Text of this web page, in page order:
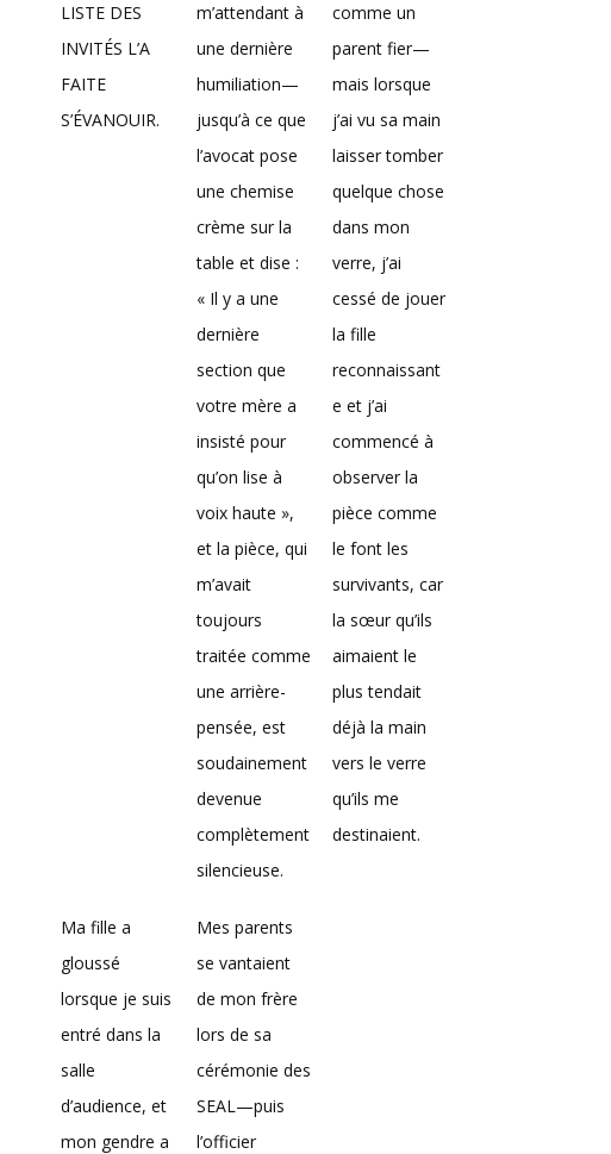
LISTE DES
INVITÉS L’A
FAITE
S’ÉVANOUIR.
m’attendant à
une dernière
humiliation—
jusqu’à ce que
l’avocat pose
une chemise
crème sur la
table et dise :
« Il y a une
dernière
section que
votre mère a
insisté pour
qu’on lise à
voix haute »,
et la pièce, qui
m’avait
toujours
traitée comme
une arrière-
pensée, est
soudainement
devenue
complètement
silencieuse.
comme un
parent fier—
mais lorsque
j’ai vu sa main
laisser tomber
quelque chose
dans mon
verre, j’ai
cessé de jouer
la fille
reconnaissant
e et j’ai
commencé à
observer la
pièce comme
le font les
survivants, car
la sœur qu’ils
aimaient le
plus tendait
déjà la main
vers le verre
qu’ils me
destinaient.
Ma fille a
gloussé
lorsque je suis
entré dans la
salle
d’audience, et
mon gendre a
Mes parents
se vantaient
de mon frère
lors de sa
cérémonie des
SEAL—puis
l’officier